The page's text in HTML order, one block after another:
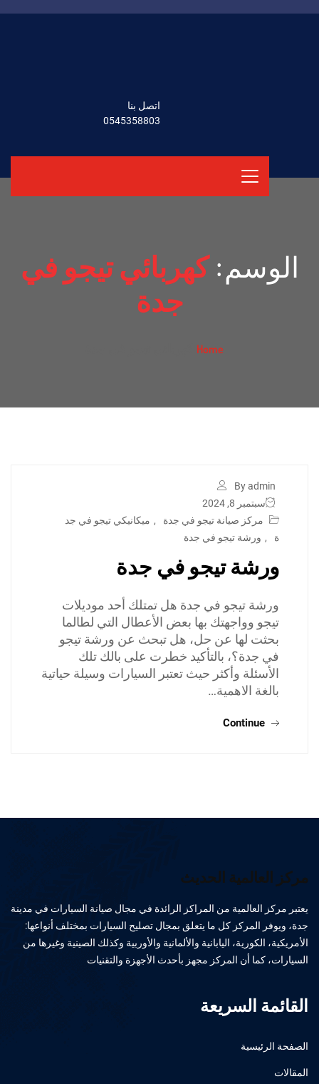
اتصل بنا
0545358803
الوسم:كهربائي تيجو في
جدة
Home
By admin
سبتمبر 8, 2024
مركز صيانة تيجو في جدة
, ميكانيكي تيجو في جد
ة
, ورشة تيجو في جدة
ورشة تيجو في جدة
ورشة تيجو في جدة هل تمتلك أحد موديلات
تيجو وواجهتك بها بعض الأعطال التي لطالما
بحثت لها عن حل، هل تبحث عن ورشة تيجو
في جدة؟، بالتأكيد خطرت على بالك تلك
الأسئلة وأكثر حيث تعتبر السيارات وسيلة حياتية
بالغة الاهمية…
Continue
مركز العالمية الحديث
يعتبر مركز العالمية من المراكز الرائدة في مجال صيانة السيارات في مدينة
جدة، ويوفر المركز كل ما يتعلق بمجال تصليح السيارات بمختلف أنواعها:
الأمريكية، الكورية، اليابانية والألمانية والأوربية وكذلك الصينية وغيرها من
السيارات، كما أن المركز مجهز بأحدث الأجهزة والتقنيات
القائمة السريعة
الصفحة الرئيسية
المقالات